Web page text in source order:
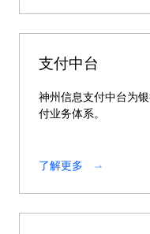
支付中台
神州信息支付中台为
付业务体系。
了解更多